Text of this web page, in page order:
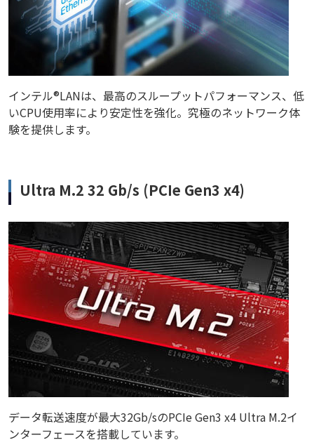
インテル®LANは、最高のスループットパフォーマンス、低
いCPU使用率により安定性を強化。究極のネットワーク体
験を提供します。
Ultra M.2 32 Gb/s (PCIe Gen3 x4)
データ転送速度が最大32Gb/sのPCIe Gen3 x4 Ultra M.2イ
ンターフェースを搭載しています。